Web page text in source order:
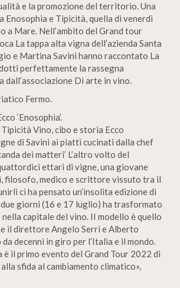
e la promozione del territorio. Una
Enosophia e Tipicità, quella di venerdì
a Mare. Nell’ambito del Grand tour
La tappa alta vigna dell’azienda Santa
e Martina Savini hanno raccontato La
perfettamente la rassegna
dall’associazione Di arte in vino.
Fermo.
‘Enosophia’.
Vino, cibo e storia Ecco
di Savini ai piatti cucinati dalla chef
dei matteri’ L’altro volto del
ettari di vigne, una giovane
filosofo, medico e scrittore vissuto tra il
ci ha pensato un’insolita edizione di
due giorni (16 e 17 luglio) ha trasformato
nella capitale del vino. II modello è quello
il direttore Angelo Serri e Alberto
decenni in giro per l’Italia e il mondo.
è il primo evento del Grand Tour 2022 di
sfida al cambiamento climatico»,